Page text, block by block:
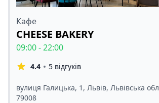
Кафе
CHEESE BAKERY
09:00 - 22:00
4.4 5 відгуків
вулиця Галицька, 1, Львів, Львівська
79008